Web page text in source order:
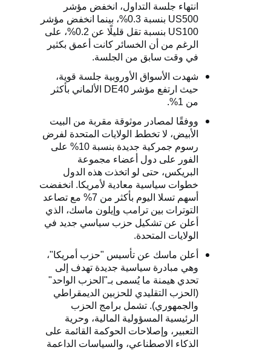
انتهاء جلسة التداول، انخفض مؤشر
US500 بنسبة 0.3%، بينما انخفض مؤشر
US100
بنسبة تقل قليلًا عن 0.2%، على
الرغم من أن الخسائر كانت أعمق بكثير
في وقت سابق من الجلسة.
شهدت الأسواق الأوروبية جلسة قوية،
حيث ارتفع مؤشر DE40
الألماني بأكثر
من 1%.
ووفقًا لمصادر موثوقة مقربة من البيت
الأبيض، لا تخطط الولايات المتحدة لفرض
رسوم جمركية جديدة بنسبة 10% على
الفور على دول أعضاء مجموعة
البريكس، حتى لو اتخذت هذه الدول
خطوات سياسية معادية لأمريكا. انخفضت
أسهم تسلا اليوم بأكثر من 7% مع تصاعد
التوترات بين ترامب وإيلون ماسك، الذي
أعلن عن تشكيل حزب سياسي جديد في
الولايات المتحدة.
أعلن ماسك عن تأسيس "حزب أمريكا"،
وهي مبادرة سياسية جديدة تهدف إلى
تحدي هيمنة ما يُسمى بـ"الحزب الواحد"
(الحزب التقليدي للحزبين الديمقراطي
والجمهوري). تشمل برامج الحزب
الرئيسية المسؤولية المالية، وحرية
التعبير، وإصلاحات الحوكمة القائمة على
الذكاء الاصطناعي، والسياسات الداعمة